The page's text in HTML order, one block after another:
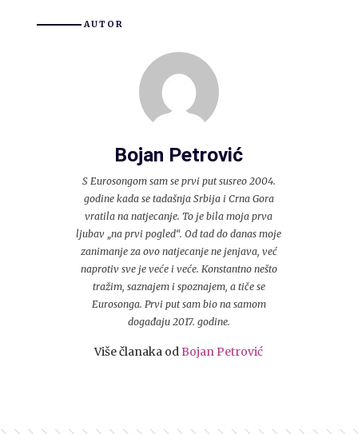
AUTOR
Bojan Petrović
S Eurosongom sam se prvi put susreo 2004.
godine kada se tadašnja Srbija i Crna Gora
vratila na natjecanje. To je bila moja prva
ljubav „na prvi pogled“. Od tad do danas moje
zanimanje za ovo natjecanje ne jenjava, već
naprotiv sve je veće i veće. Konstantno nešto
tražim, saznajem i spoznajem, a tiče se
Eurosonga. Prvi put sam bio na samom
događaju 2017. godine.
Više članaka odBojan Petrović